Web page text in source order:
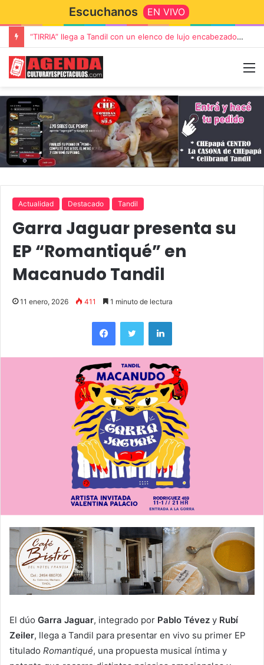
Escuchanos EN VIVO
“TIRRIA” llega a Tandil con un elenco de lujo encabezado por Capusotto, Spregelburd y Stefani
Actualidad Destacado Tandil
Garra Jaguar presenta su
EP “Romantiqué” en
Macanudo Tandil
11 enero, 2026 411 1 minuto de lectura
El dúo Garra Jaguar, integrado por Pablo Tévez y Rubí
Zeiler, llega a Tandil para presentar en vivo su primer EP
titulado Romantiqué, una propuesta musical íntima y